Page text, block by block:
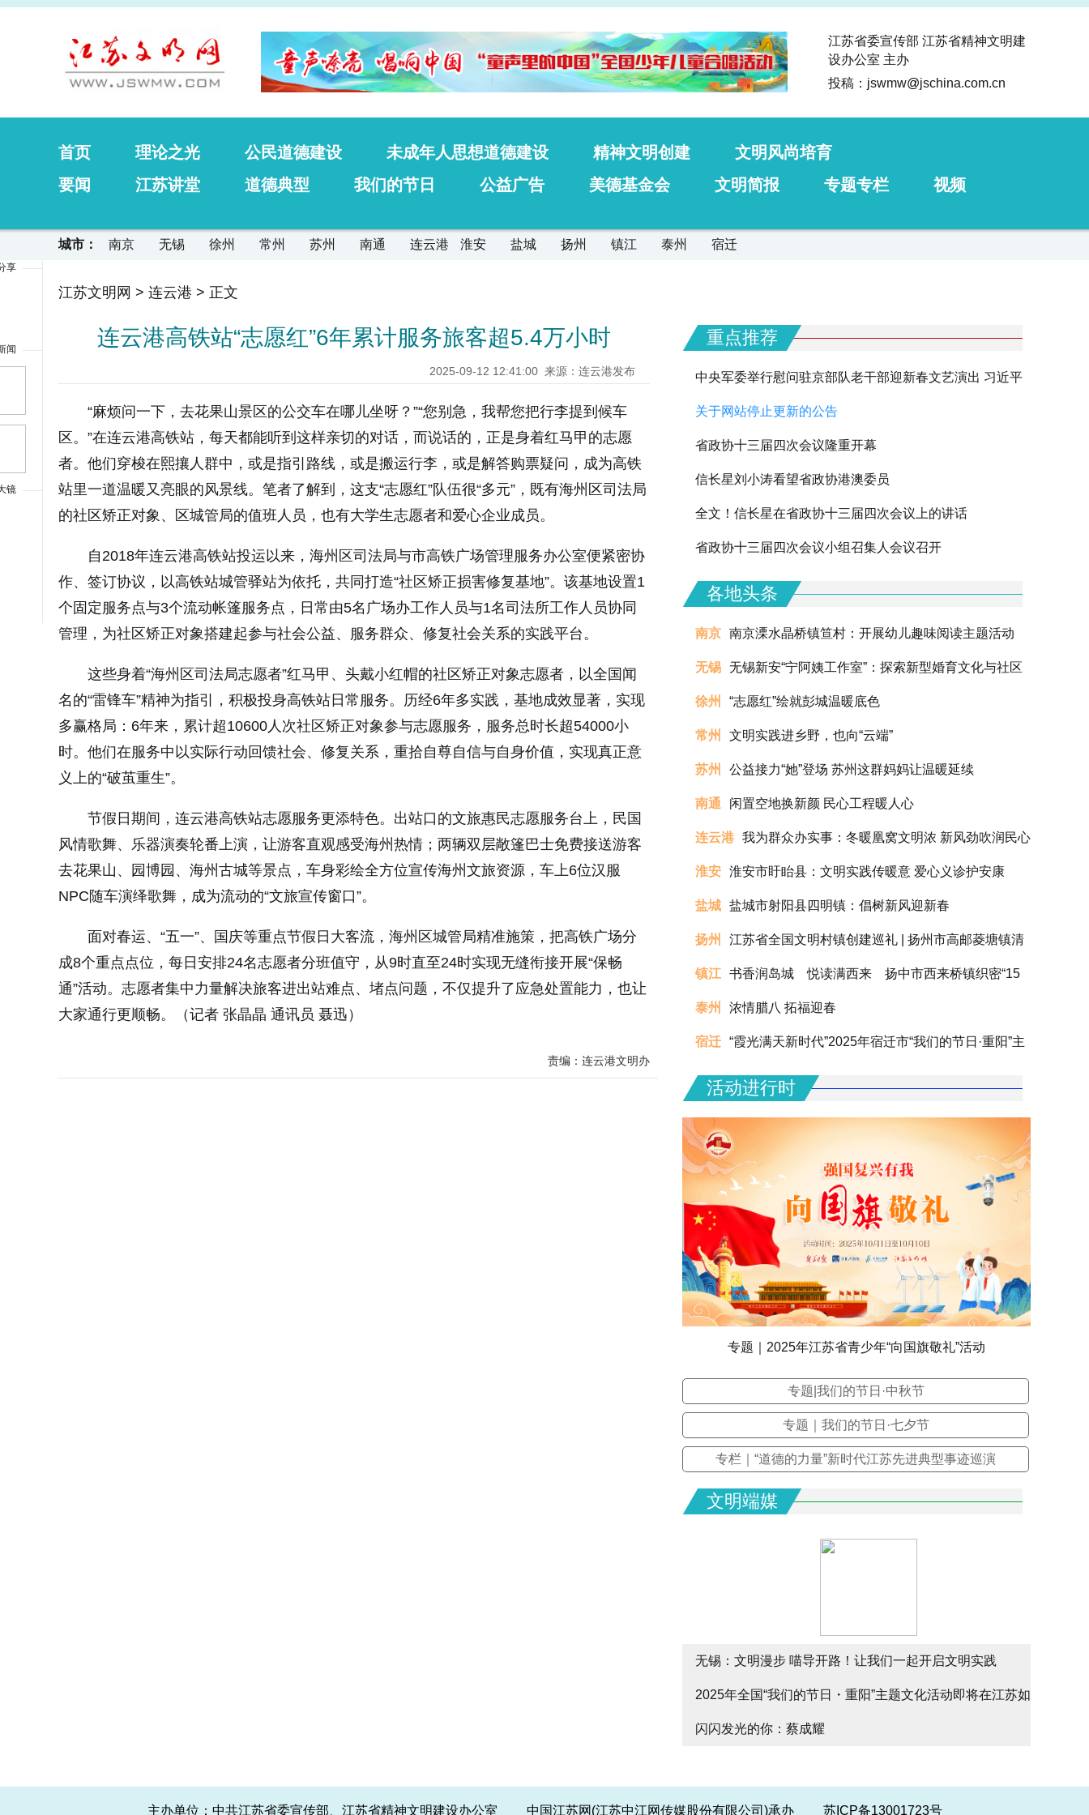
江苏省委宣传部 江苏省精神文明建
设办公室 主办
投稿：jswmw@jschina.com.cn
首页 理论之光 公民道德建设 未成年人思想道德建设 精神文明创建
文明风尚培育
要闻
江苏讲堂 道德典型 我们的节日 公益广告 美德基金会 文明简报 专题专栏 视频
城市： 南京 无锡 徐州 常州 苏州 南通 连云港 淮安 盐城 扬州 镇江 泰州 宿迁
江苏文明网 > 连云港 > 正文
连云港高铁站“志愿红”6年累计服务旅客超5.4万小时
2025-09-12 12:41:00 来源：连云港发布
“麻烦问一下，去花果山景区的公交车在哪儿坐呀？”“您别急，我帮您把行李提到候车
区。”在连云港高铁站，每天都能听到这样亲切的对话，而说话的，正是身着红马甲的志愿
者。他们穿梭在熙攘人群中，或是指引路线，或是搬运行李，或是解答购票疑问，成为高铁
站里一道温暖又亮眼的风景线。笔者了解到，这支“志愿红”队伍很“多元”，既有海州区司法局
的社区矫正对象、区城管局的值班人员，也有大学生志愿者和爱心企业成员。
自2018年连云港高铁站投运以来，海州区司法局与市高铁广场管理服务办公室便紧密协
作、签订协议，以高铁站城管驿站为依托，共同打造“社区矫正损害修复基地”。该基地设置1
个固定服务点与3个流动帐篷服务点，日常由5名广场办工作人员与1名司法所工作人员协同
管理，为社区矫正对象搭建起参与社会公益、服务群众、修复社会关系的实践平台。
这些身着“海州区司法局志愿者”红马甲、头戴小红帽的社区矫正对象志愿者，以全国闻
名的“雷锋车”精神为指引，积极投身高铁站日常服务。历经6年多实践，基地成效显著，实现
多赢格局：6年来，累计超10600人次社区矫正对象参与志愿服务，服务总时长超54000小
时。他们在服务中以实际行动回馈社会、修复关系，重拾自尊自信与自身价值，实现真正意
义上的“破茧重生”。
节假日期间，连云港高铁站志愿服务更添特色。出站口的文旅惠民志愿服务台上，民国
风情歌舞、乐器演奏轮番上演，让游客直观感受海州热情；两辆双层敞篷巴士免费接送游客
去花果山、园博园、海州古城等景点，车身彩绘全方位宣传海州文旅资源，车上6位汉服
NPC随车演绎歌舞，成为流动的“文旅宣传窗口”。
面对春运、“五一”、国庆等重点节假日大客流，海州区城管局精准施策，把高铁广场分
成8个重点点位，每日安排24名志愿者分班值守，从9时直至24时实现无缝衔接开展“保畅
通”活动。志愿者集中力量解决旅客进出站难点、堵点问题，不仅提升了应急处置能力，也让
大家通行更顺畅。（记者 张晶晶 通讯员 聂迅）
责编：连云港文明办
重点推荐
中央军委举行慰问驻京部队老干部迎新春文艺演出 习近平
向全军老同志祝贺新春
关于网站停止更新的公告
省政协十三届四次会议隆重开幕
信长星刘小涛看望省政协港澳委员
全文！信长星在省政协十三届四次会议上的讲话
省政协十三届四次会议小组召集人会议召开
各地头条
南京 南京溧水晶桥镇笪村：开展幼儿趣味阅读主题活动
无锡 无锡新安“宁阿姨工作室”：探索新型婚育文化与社区
治理融合的创新实践
徐州 “志愿红”绘就彭城温暖底色
常州 文明实践进乡野，也向“云端”
苏州 公益接力“她”登场 苏州这群妈妈让温暖延续
南通 闲置空地换新颜 民心工程暖人心
连云港 我为群众办实事：冬暖凰窝文明浓 新风劲吹润民心
淮安 淮安市盱眙县：文明实践传暖意 爱心义诊护安康
盐城 盐城市射阳县四明镇：倡树新风迎新春
扬州 江苏省全国文明村镇创建巡礼 | 扬州市高邮菱塘镇清
真村
镇江 书香润岛城 悦读满西来 扬中市西来桥镇织密“15
分钟阅读圈”滋养全龄人生
泰州 浓情腊八 拓福迎春
宿迁 “霞光满天新时代”2025年宿迁市“我们的节日·重阳”主
场活动圆满举办
活动进行时
专题｜2025年江苏省青少年“向国旗敬礼”活动
专题|我们的节日·中秋节
专题｜我们的节日·七夕节
专栏｜“道德的力量”新时代江苏先进典型事迹巡演
文明端媒
无锡：文明漫步 喵导开路！让我们一起开启文明实践
citywalk
2025年全国“我们的节日・重阳”主题文化活动即将在江苏如
皋启幕
闪闪发光的你：蔡成耀
主办单位：中共江苏省委宣传部、江苏省精神文明建设办公室 中国江苏网(江苏中江网传媒股份有限公司)承办 苏ICP备13001723号
享
闻
镜